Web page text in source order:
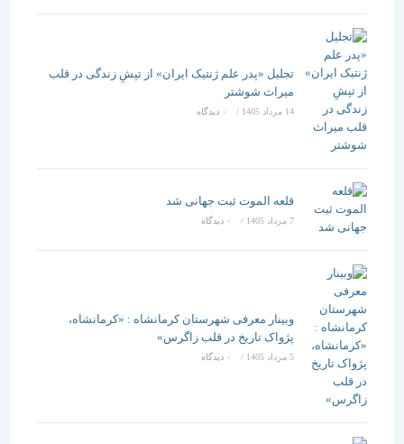
تجلیل «پدر علم ژنتیک ایران» از تپشِ زندگی در قلب
میراث شوشتر
14 مرداد 1405 / ۰ دیدگاه
قلعه الموت ثبت جهانی شد
/ ۰ دیدگاه
وبینار معرفی شهرستان کرمانشاه : «کرمانشاه،
پژواک تاریخ در قلب زاگرس»
5 مرداد 1405 / ۰ دیدگاه